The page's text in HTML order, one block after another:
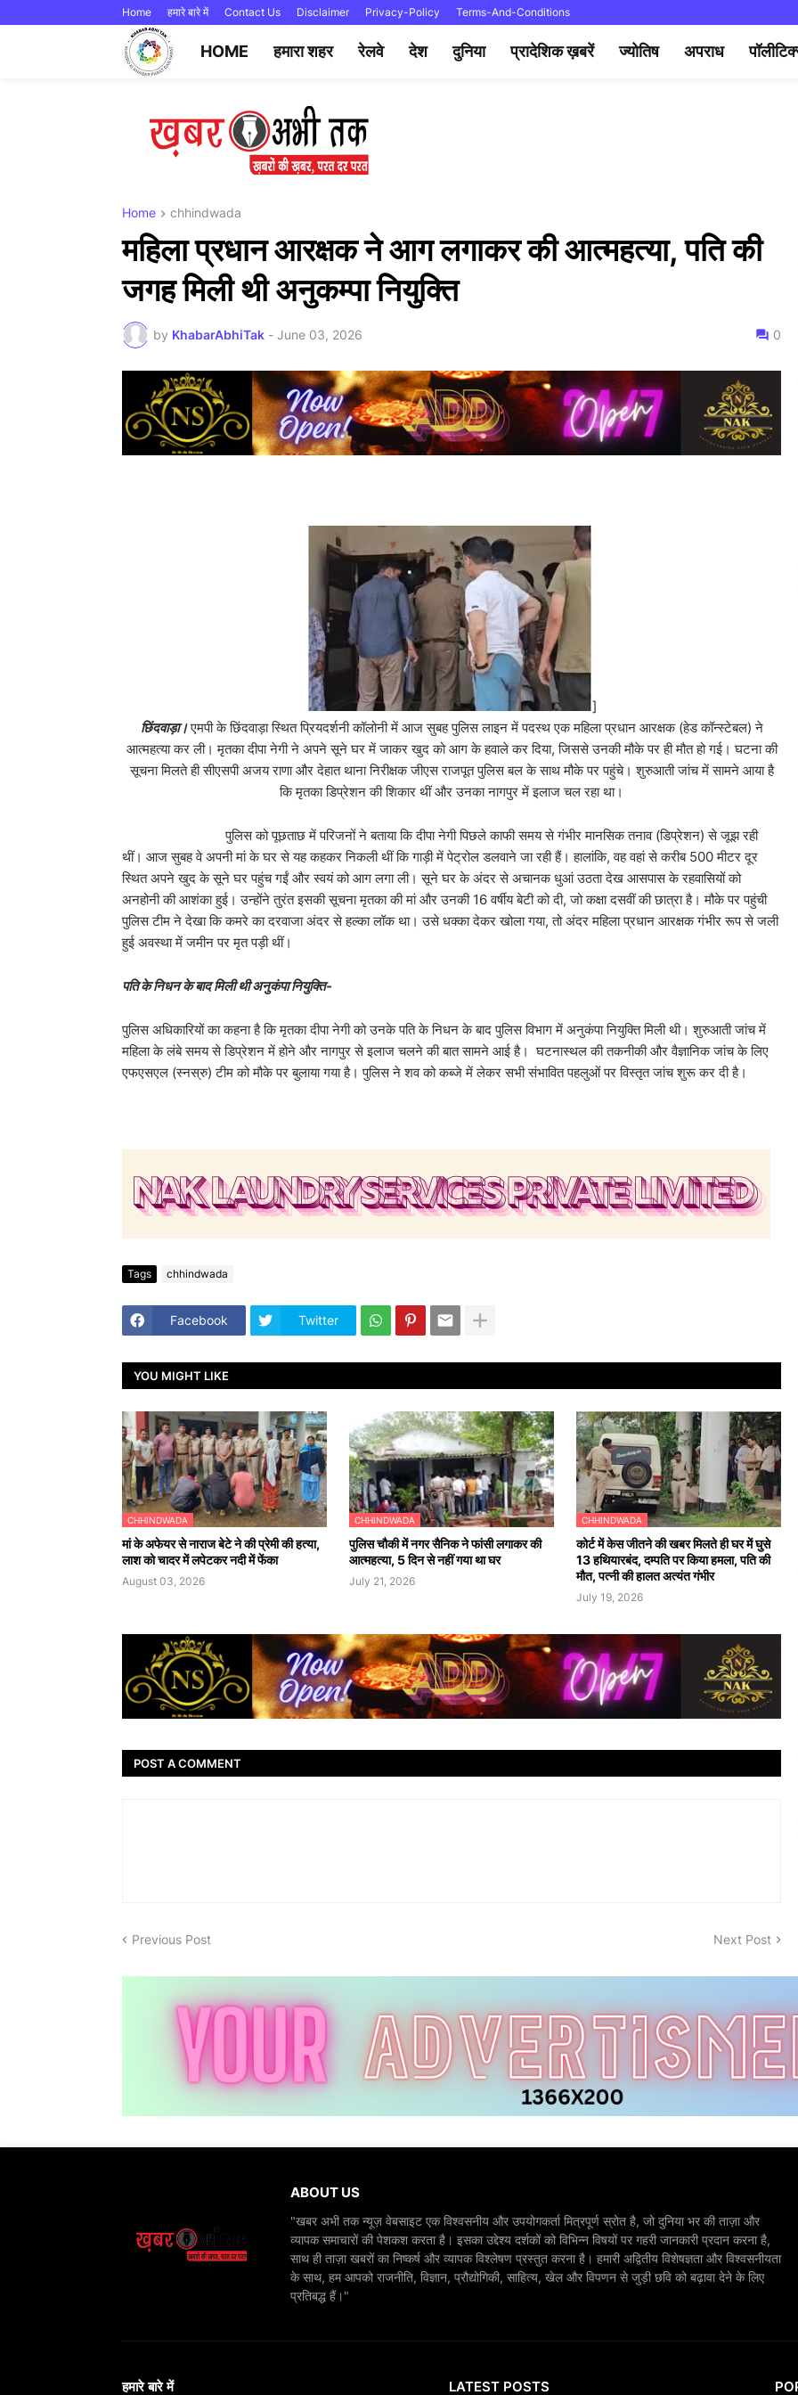
Home हमारे बारे में Contact Us Disclaimer Privacy-Policy Terms-And-Conditions
HOME हमारा शहर रेलवे देश दुनिया प्रादेशिक ख़बरें ज्योतिष अपराध
Home chhindwada
महिला प्रधान आरक्षक ने आग लगाकर की आत्महत्या, पति की
जगह मिली थी अनुकम्पा नियुक्ति
by KhabarAbhiTak - June 03, 2026 0
]
छिंदवाड़ा।एमपी के छिंदवाड़ा स्थित प्रियदर्शनी कॉलोनी में आज सुबह पुलिस लाइन में पदस्थ एक महिला प्रधान आरक्षक (हेड कॉन्स्टेबल) ने
आत्महत्या कर ली। मृतका दीपा नेगी ने अपने सूने घर में जाकर खुद को आग के हवाले कर दिया, जिससे उनकी मौके पर ही मौत हो गई। घटना की
सूचना मिलते ही सीएसपी अजय राणा और देहात थाना निरीक्षक जीएस राजपूत पुलिस बल के साथ मौके पर पहुंचे। शुरुआती जांच में सामने आया है
कि मृतका डिप्रेशन की शिकार थीं और उनका नागपुर में इलाज चल रहा था।
पुलिस को पूछताछ में परिजनों ने बताया कि दीपा नेगी पिछले काफी समय से गंभीर मानसिक तनाव (डिप्रेशन) से जूझ रही
थीं। आज सुबह वे अपनी मां के घर से यह कहकर निकली थीं कि गाड़ी में पेट्रोल डलवाने जा रही हैं। हालांकि, वह वहां से करीब 500 मीटर दूर
स्थित अपने खुद के सूने घर पहुंच गईं और स्वयं को आग लगा ली। सूने घर के अंदर से अचानक धुआं उठता देख आसपास के रहवासियों को
अनहोनी की आशंका हुई। उन्होंने तुरंत इसकी सूचना मृतका की मां और उनकी 16 वर्षीय बेटी को दी, जो कक्षा दसवीं की छात्रा है। मौके पर पहुंची
पुलिस टीम ने देखा कि कमरे का दरवाजा अंदर से हल्का लॉक था। उसे धक्का देकर खोला गया, तो अंदर महिला प्रधान आरक्षक गंभीर रूप से जली
हुई अवस्था में जमीन पर मृत पड़ी थीं।
पति के निधन के बाद मिली थी अनुकंपा नियुक्ति-
पुलिस अधिकारियों का कहना है कि मृतका दीपा नेगी को उनके पति के निधन के बाद पुलिस विभाग में अनुकंपा नियुक्ति मिली थी। शुरुआती जांच में
महिला के लंबे समय से डिप्रेशन में होने और नागपुर से इलाज चलने की बात सामने आई है। घटनास्थल की तकनीकी और वैज्ञानिक जांच के लिए
एफएसएल (स्नस्रु) टीम को मौके पर बुलाया गया है। पुलिस ने शव को कब्जे में लेकर सभी संभावित पहलुओं पर विस्तृत जांच शुरू कर दी है।
Tags chhindwada
Facebook Twitter
YOU MIGHT LIKE
CHHINDWADA
मां के अफेयर से नाराज बेटे ने की प्रेमी की हत्या,
लाश को चादर में लपेटकर नदी में फेंका
August 03, 2026
CHHINDWADA
पुलिस चौकी में नगर सैनिक ने फांसी लगाकर की
आत्महत्या, 5 दिन से नहीं गया था घर
July 21, 2026
CHHINDWADA
कोर्ट में केस जीतने की खबर मिलते ही घर में घुसे
13 हथियारबंद, दम्पति पर किया हमला, पति की
मौत, पत्नी की हालत अत्यंत गंभीर
July 19, 2026
POST A COMMENT
Previous Post Next Post
ABOUT US
"खबर अभी तक न्यूज़ वेबसाइट एक विश्वसनीय और उपयोगकर्ता मित्रपूर्ण स्रोत है, जो दुनिया भर की ताज़ा और
व्यापक समाचारों की पेशकश करता है। इसका उद्देश्य दर्शकों को विभिन्न विषयों पर गहरी जानकारी प्रदान करना है,
साथ ही ताज़ा खबरों का निष्कर्ष और व्यापक विश्लेषण प्रस्तुत करना है। हमारी अद्वितीय विशेषज्ञता और विश्वसनीयता
के साथ, हम आपको राजनीति, विज्ञान, प्रौद्योगिकी, साहित्य, खेल और विपणन से जुड़ी छवि को बढ़ावा देने के लिए
प्रतिबद्ध हैं।"
हमारे बारे में LATEST POSTS